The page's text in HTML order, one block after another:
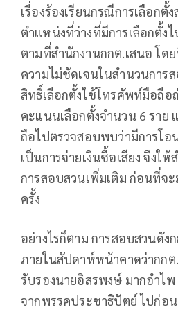
เรื่องร้องเรียนกรณีการเลือก
ตำแหน่งที่ว่างที่มีการเลือกตั้ง
ตามที่สำนักงานกกต.เสนอ โด
ความไม่ชัดเจนในสำนวนกา
สิทธิ์เลือกตั้งใช้โทรศัพท์มือถือ
คะแนนเลือกตั้งจำนวน 6 ราย
ถือไปตรวจสอบพบว่ามีการโอ
เป็นการจ่ายเงินซื้อเสียง จึงใ
การสอบสวนเพิ่มเติม ก่อนที่จ
ครั้ง
อย่างไรก็ตาม การสอบสวนดัง
ภายในสัปดาห์หน้าคาดว่ากกต
รับรองนายอิสรพงษ์ มากอำไพ
จากพรรคประชาธิปัตย์ ไปก่อ